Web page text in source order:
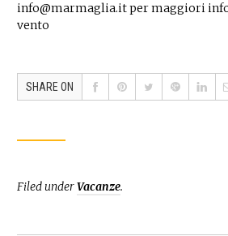
info@marmaglia.it per maggiori
vento
SHARE ON
Filed underVacanze.